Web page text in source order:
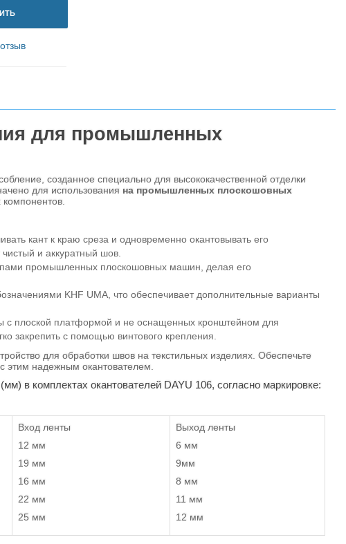
для промышленных
созданное специально для высококачественной отделки
для использования на промышленных плоскошовных
кант к краю среза и одновременно окантовывать его
и аккуратный шов.
промышленных плоскошовных машин, делая его
KHF UMA, что обеспечивает дополнительные варианты
плоской платформой и не оснащенных кронштейном для
закрепить с помощью винтового крепления.
для обработки швов на текстильных изделиях. Обеспечьте
этим надежным окантователем.
в комплектах окантователей DAYU 106, согласно маркировке:
Вход ленты
12 мм
19 мм
16 мм
22 мм
25 мм
Выход ленты
6 мм
9мм
8 мм
11 мм
12 мм